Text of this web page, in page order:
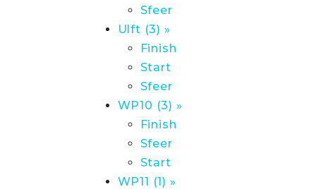
Sfeer
Ulft (3) »
Finish
Start
Sfeer
WP10 (3) »
Finish
Sfeer
Start
WP11 (1) »